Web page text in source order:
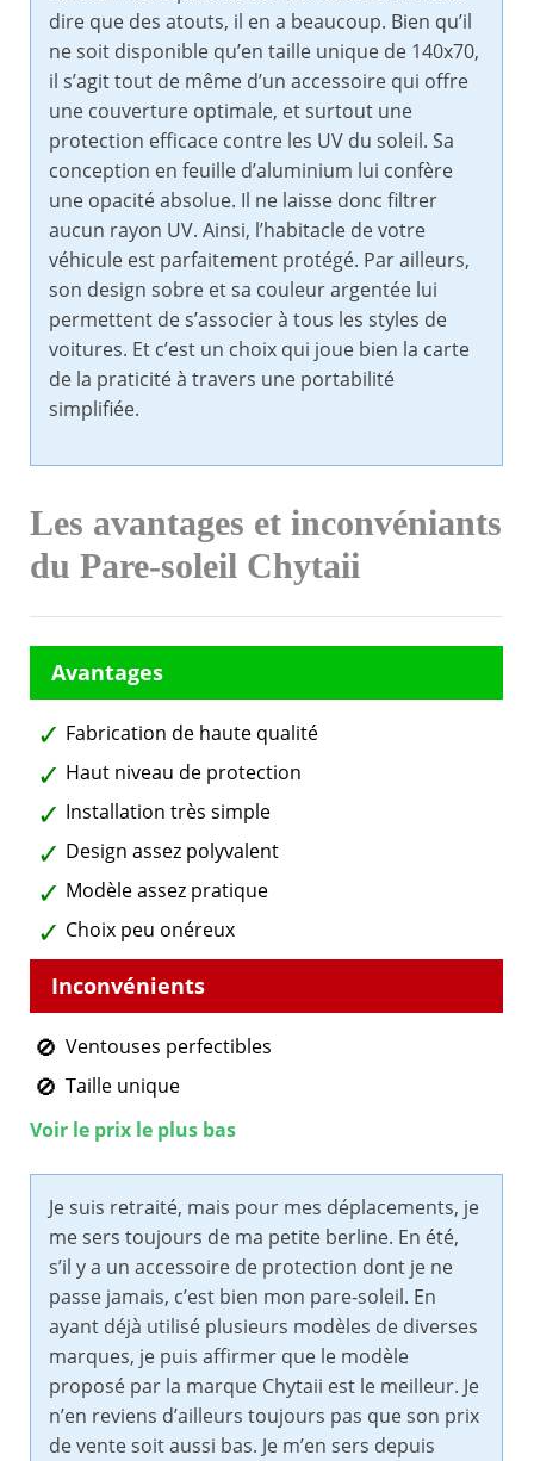
dire que des atouts, il en a beaucoup. Bien qu’il
ne soit disponible qu’en taille unique de 140x70,
il s’agit tout de même d’un accessoire qui offre
une couverture optimale, et surtout une
protection efficace contre les UV du soleil. Sa
conception en feuille d’aluminium lui confère
une opacité absolue. Il ne laisse donc filtrer
aucun rayon UV. Ainsi, l’habitacle de votre
véhicule est parfaitement protégé. Par ailleurs,
son design sobre et sa couleur argentée lui
permettent de s’associer à tous les styles de
voitures. Et c’est un choix qui joue bien la carte
de la praticité à travers une portabilité
simplifiée.
Les avantages et inconvéniants
du Pare-soleil Chytaii
Fabrication de haute qualité
Haut niveau de protection
Installation très simple
Design assez polyvalent
Modèle assez pratique
Choix peu onéreux
Ventouses perfectibles
Taille unique
Voir le prix le plus bas
Je suis retraité, mais pour mes déplacements, je
me sers toujours de ma petite berline. En été,
s’il y a un accessoire de protection dont je ne
passe jamais, c’est bien mon pare-soleil. En
ayant déjà utilisé plusieurs modèles de diverses
marques, je puis affirmer que le modèle
proposé par la marque Chytaii est le meilleur. Je
n’en reviens d’ailleurs toujours pas que son prix
de vente soit aussi bas. Je m’en sers depuis